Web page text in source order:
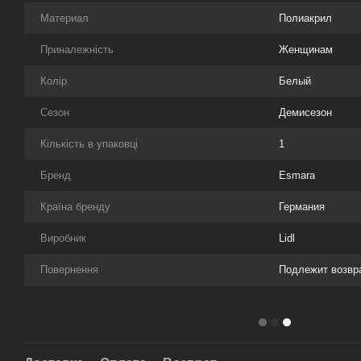
Материал Полиакрил
Приналежність Женщинам
Колір Белый
Сезон Демисезон
Кількість в упаковці 1
Бренд Esmara
Країна бренду Германия
Виробник Lidl
Повернення Подлежит